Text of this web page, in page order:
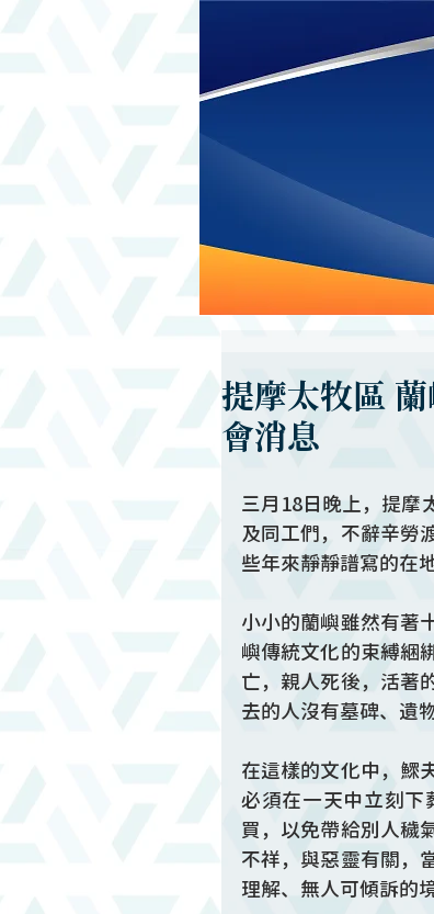
提摩太牧區
會消息
三月18日晚上，提摩
及同工們，不辭辛勞
些年來靜靜譜寫的在
小小的蘭嶼雖然有著
嶼傳統文化的束縛綑
亡，親人死後，活著
去的人沒有墓碑、遺
在這樣的文化中，鰥
必須在一天中立刻下
買，以免帶給別人穢
不祥，與惡靈有關，
理解、無人可傾訴的